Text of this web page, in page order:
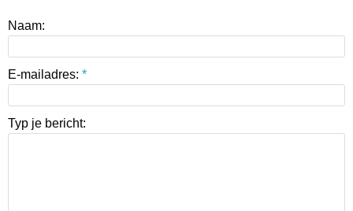
Naam:
E-mailadres: *
Typ je bericht: